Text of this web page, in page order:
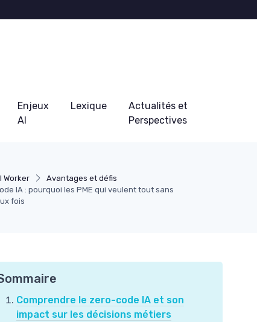
Enjeux
AI
Lexique
Actualités et
Perspectives
Worker
Avantages et défis
IA : pourquoi les PME qui veulent tout sans
fois
Comprendre le zero-code IA et son
impact sur les décisions métiers